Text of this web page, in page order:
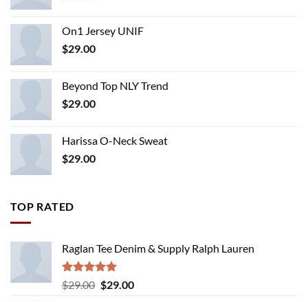
On1 Jersey UNIF
$29.00
Beyond Top NLY Trend
$29.00
Harissa O-Neck Sweat
$29.00
TOP RATED
Raglan Tee Denim & Supply Ralph Lauren
Rated5.00
out of 5
$29.00 Original
$29.00Current